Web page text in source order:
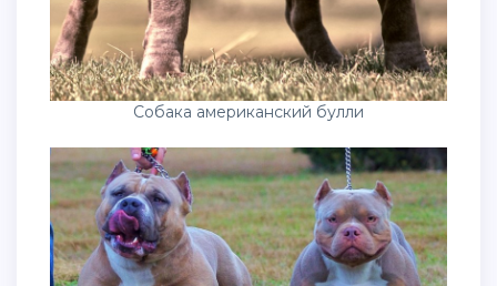
Собака американский булли